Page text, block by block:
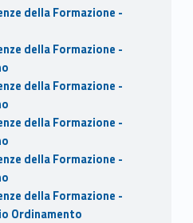
della Formazione -
della Formazione -
della Formazione -
della Formazione -
della Formazione -
della Formazione -
Ordinamento